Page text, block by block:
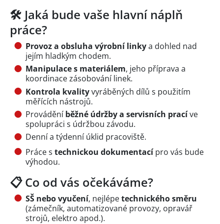
🛠️ Jaká bude vaše hlavní náplň
práce?
Provoz a obsluha výrobní linkya dohled nad
jejím hladkým chodem.
Manipulace s materiálem, jeho příprava a
koordinace zásobování linek.
Kontrola kvalityvyráběných dílů s použitím
měřících nástrojů.
Prováděníběžné údržby a servisních pracíve
spolupráci s údržbou závodu.
Denní a týdenní úklid pracoviště.
Práce s technickou dokumentacípro vás bude
výhodou.
📋 Co od vás očekáváme?
SŠ nebo vyučení, nejlépetechnického směru
(zámečník, automatizované provozy, opravář
strojů, elektro apod.).